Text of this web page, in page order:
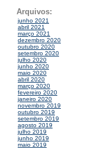
Arquivos:
junho 2021
abril 2021
março 2021
dezembro 2020
outubro 2020
setembro 2020
julho 2020
junho 2020
maio 2020
abril 2020
março 2020
fevereiro 2020
janeiro 2020
novembro 2019
outubro 2019
setembro 2019
agosto 2019
julho 2019
junho 2019
maio 2019